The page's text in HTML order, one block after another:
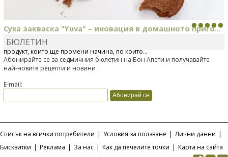
Суха закваска "Yuva" – иновация в домашното приго...
Отскоро Лесафр България стартира предлагането на изцяло нов
продукт, който ще промени начина, по който...
БЮЛЕТИН
Абонирайте се за седмичния бюлетин на Бон Апети и получавайте
най-новите рецепти и новини
E-mail:
Списък на всички потребители | Условия за ползване | Лични данни |
Бисквитки | Реклама | За нас | Как да печелите точки | Карта на сайта